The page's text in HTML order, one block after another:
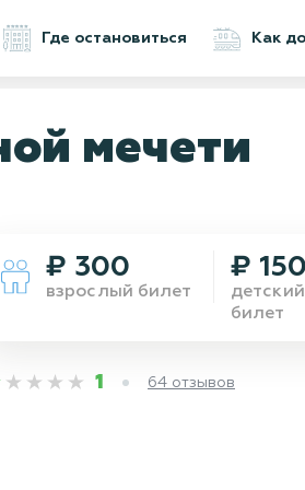
Где остановиться Как
мечети
₽ 300
взрослый билет
₽ 150
детский
билет
1 64 отзывов